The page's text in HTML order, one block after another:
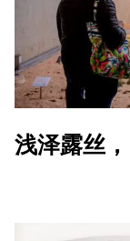
浅泽露丝